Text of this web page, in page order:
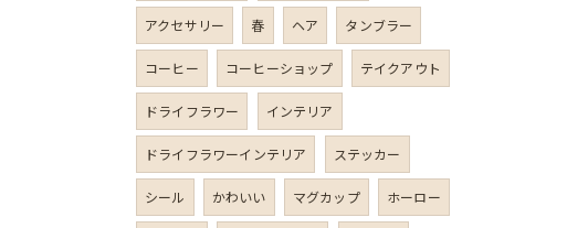
アクセサリー 春 ヘア タンブラー
コーヒー コーヒーショップ テイクアウト
ドライフラワー インテリア
ドライフラワーインテリア ステッカー
シール かわいい マグカップ ホーロー